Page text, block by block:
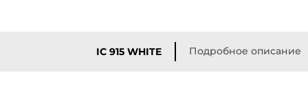
IC 915 WHITE Подробное описание